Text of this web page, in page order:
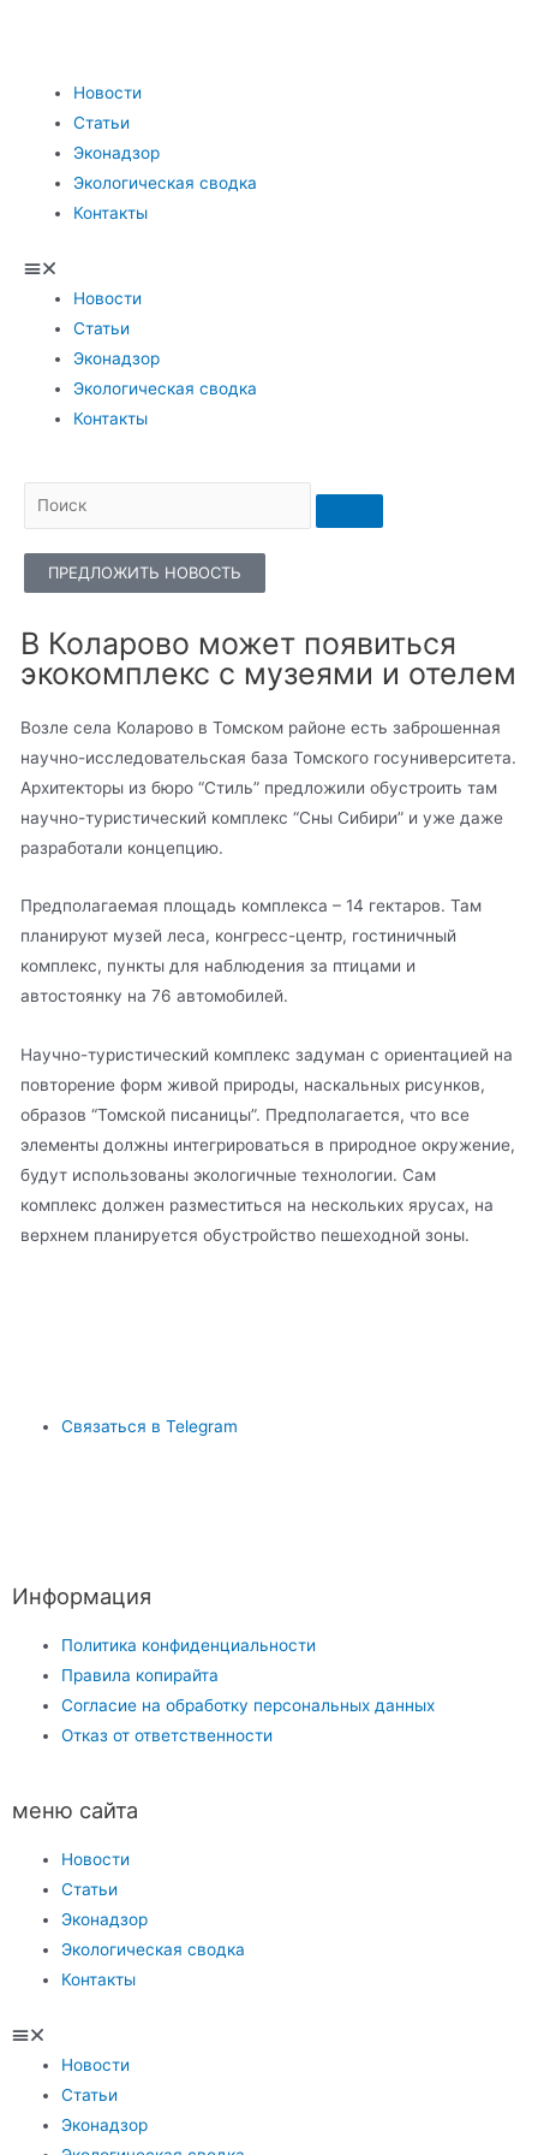
Новости
Статьи
Эконадзор
Экологическая сводка
Контакты
Новости
Статьи
Эконадзор
Экологическая сводка
Контакты
ПРЕДЛОЖИТЬ НОВОСТЬ
В Коларово может появиться
экокомплекс с музеями и отелем
Возле села Коларово в Томском районе есть заброшенная
научно-исследовательская база Томского госуниверситета.
Архитекторы из бюро “Стиль” предложили обустроить там
научно-туристический комплекс “Сны Сибири” и уже даже
разработали концепцию.
Предполагаемая площадь комплекса – 14 гектаров. Там
планируют музей леса, конгресс-центр, гостиничный
комплекс, пункты для наблюдения за птицами и
автостоянку на 76 автомобилей.
Научно-туристический комплекс задуман с ориентацией на
повторение форм живой природы, наскальных рисунков,
образов “Томской писаницы”. Предполагается, что все
элементы должны интегрироваться в природное окружение,
будут использованы экологичные технологии. Сам
комплекс должен разместиться на нескольких ярусах, на
верхнем планируется обустройство пешеходной зоны.
Связаться в Telegram
Информация
Политика конфиденциальности
Правила копирайта
Согласие на обработку персональных данных
Отказ от ответственности
меню сайта
Новости
Статьи
Эконадзор
Экологическая сводка
Контакты
Новости
Статьи
Эконадзор